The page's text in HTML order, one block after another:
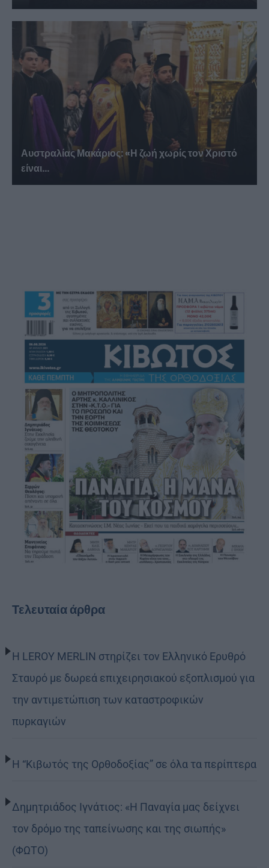
Αυστραλίας Μακάριος: «Η ζωή χωρίς τον Χριστό
είναι...
Τελευταία άρθρα
Η LEROY MERLIN στηρίζει τον Ελληνικό Ερυθρό
Σταυρό με δωρεά επιχειρησιακού εξοπλισμού για
την αντιμετώπιση των καταστροφικών
πυρκαγιών
Η “Κιβωτός της Ορθοδοξίας” σε όλα τα περίπτερα
Δημητριάδος Ιγνάτιος: «Η Παναγία μας δείχνει
τον δρόμο της ταπείνωσης και της σιωπής»
(ΦΩΤΟ)